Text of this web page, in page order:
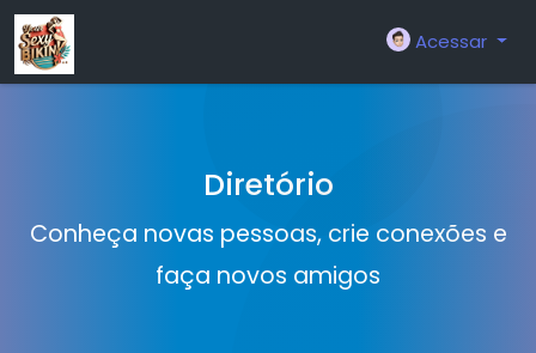
Acessar
Diretório
Conheça novas pessoas, crie conexões e
faça novos amigos